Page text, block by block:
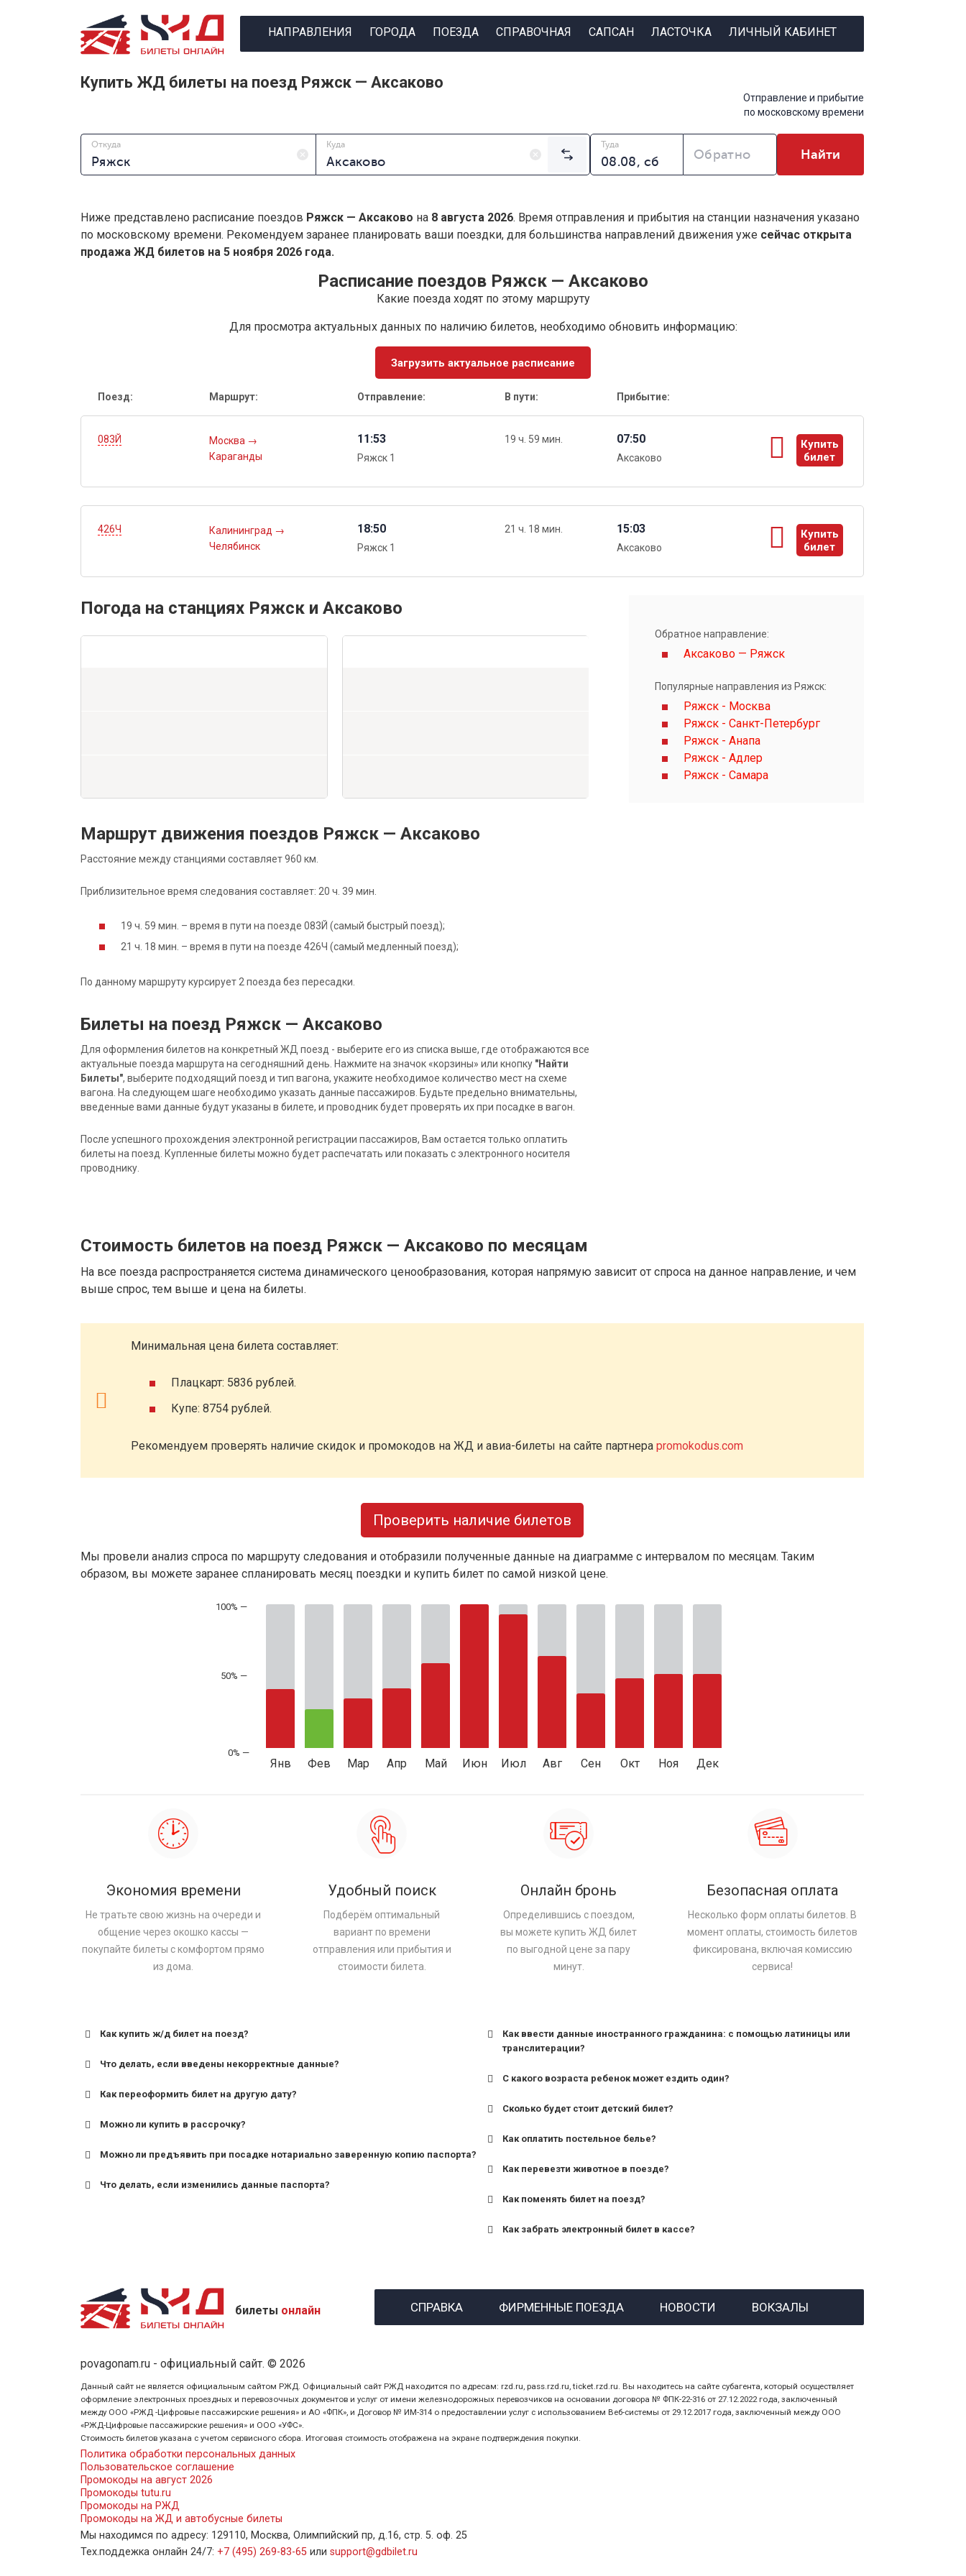
НАПРАВЛЕНИЯ ГОРОДА ПОЕЗДА СПРАВОЧНАЯ САПСАН ЛАСТОЧКА ЛИЧНЫЙ КАБИНЕТ
Купить ЖД билеты на поезд Ряжск — Аксаково
Отправление и прибытие
по московскому времени
Откуда Куда Туда
Обратно Найти
Ниже представлено расписание поездов Ряжск — Аксаково на 8 августа 2026. Время отправления и прибытия на станции назначения указано
по московскому времени. Рекомендуем заранее планировать ваши поездки, для большинства направлений движения уже сейчас открыта
продажа ЖД билетов на 5 ноября 2026 года.
Расписание поездов Ряжск — Аксаково
Какие поезда ходят по этому маршруту
Для просмотра актуальных данных по наличию билетов, необходимо обновить информацию:
Загрузить актуальное расписание
Поезд: Маршрут: Отправление: В пути: Прибытие:
083Й Москва →
Караганды
11:53
Ряжск 1
19 ч. 59 мин. 07:50
Аксаково
Купить
билет
ы
426Ч Калининград →
Челябинск
18:50
Ряжск 1
21 ч. 18 мин. 15:03
Аксаково
Купить
билет
ы
Погода на станциях Ряжск и Аксаково
Маршрут движения поездов Ряжск — Аксаково
Расстояние между станциями составляет 960 км.
Приблизительное время следования составляет: 20 ч. 39 мин.
19 ч. 59 мин. – время в пути на поезде 083Й (самый быстрый поезд);
21 ч. 18 мин. – время в пути на поезде 426Ч (самый медленный поезд);
По данному маршруту курсирует 2 поезда без пересадки.
Билеты на поезд Ряжск — Аксаково
Для оформления билетов на конкретный ЖД поезд - выберите его из списка выше, где отображаются все
актуальные поезда маршрута на сегодняшний день. Нажмите на значок «корзины» или кнопку "Найти
Билеты", выберите подходящий поезд и тип вагона, укажите необходимое количество мест на схеме
вагона. На следующем шаге необходимо указать данные пассажиров. Будьте предельно внимательны,
введенные вами данные будут указаны в билете, и проводник будет проверять их при посадке в вагон.
После успешного прохождения электронной регистрации пассажиров, Вам остается только оплатить
билеты на поезд. Купленные билеты можно будет распечатать или показать с электронного носителя
проводнику.
Обратное направление:
Аксаково — Ряжск
Популярные направления из Ряжск:
Ряжск - Москва
Ряжск - Санкт-Петербург
Ряжск - Анапа
Ряжск - Адлер
Ряжск - Самара
Стоимость билетов на поезд Ряжск — Аксаково по месяцам
На все поезда распространяется система динамического ценообразования, которая напрямую зависит от спроса на данное направление, и чем
выше спрос, тем выше и цена на билеты.
Минимальная цена билета составляет:
Плацкарт: 5836 рублей.
Купе: 8754 рублей.
Рекомендуем проверять наличие скидок и промокодов на ЖД и авиа-билеты на сайте партнера promokodus.com
Проверить наличие билетов
Мы провели анализ спроса по маршруту следования и отобразили полученные данные на диаграмме с интервалом по месяцам. Таким
образом, вы можете заранее спланировать месяц поездки и купить билет по самой низкой цене.
50% —
Янв Фев Мар Апр Май Июн Июл Авг Сен Окт Ноя Дек
Экономия времени
Не тратьте свою жизнь на очереди и
общение через окошко кассы —
покупайте билеты с комфортом прямо
из дома.
Удобный поиск
Подберём оптимальный
вариант по времени
отправления или прибытия и
стоимости билета.
Онлайн бронь
Определившись с поездом,
вы можете купить ЖД билет
по выгодной цене за пару
минут.
Безопасная оплата
Несколько форм оплаты билетов. В
момент оплаты, стоимость билетов
фиксирована, включая комиссию
сервиса!
Как купить ж/д билет на поезд?
Что делать, если введены некорректные данные?
Как переоформить билет на другую дату?
Можно ли купить в рассрочку?
Можно ли предъявить при посадке нотариально заверенную копию паспорта?
Что делать, если изменились данные паспорта?
Как ввести данные иностранного гражданина: с помощью латиницы или
транслитерации?
С какого возраста ребенок может ездить один?
для поездов дальнего следования — от 10 лет и старше;
Сколько будет стоит детский билет?
Как оплатить постельное белье?
Как перевезти животное в поезде?
Как поменять билет на поезд?
Как забрать электронный билет в кассе?
назвав кассиру 14-значный номер заказа;
билеты онлайн СПРАВКА ФИРМЕННЫЕ ПОЕЗДА НОВОСТИ ВОКЗАЛЫ
povagonam.ru - официальный сайт. © 2026
Данный сайт не является официальным сайтом РЖД. Официальный сайт РЖД находится по адресам: rzd.ru, pass.rzd.ru, ticket.rzd.ru. Вы находитесь на сайте субагента, который осуществляет
оформление электронных проездных и перевозочных документов и услуг от имени железнодорожных перевозчиков на основании договора № ФПК-22-316 от 27.12.2022 года, заключенный
между ООО «РЖД -Цифровые пассажирские решения» и АО «ФПК», и Договор № ИМ-314 о предоставлении услуг с использованием Веб-системы от 29.12.2017 года, заключенный между ООО
«РЖД-Цифровые пассажирские решения» и ООО «УФС».
Стоимость билетов указана с учетом сервисного сбора. Итоговая стоимость отображена на экране подтверждения покупки.
Политика обработки персональных данных
Пользовательское соглашение
Промокоды на август 2026
Промокоды tutu.ru
Промокоды на РЖД
Промокоды на ЖД и автобусные билеты
Мы находимся по адресу: 129110, Москва, Олимпийский пр, д.16, стр. 5. оф. 25
Тех.поддежка онлайн 24/7: +7 (495) 269-83-65 или support@gdbilet.ru